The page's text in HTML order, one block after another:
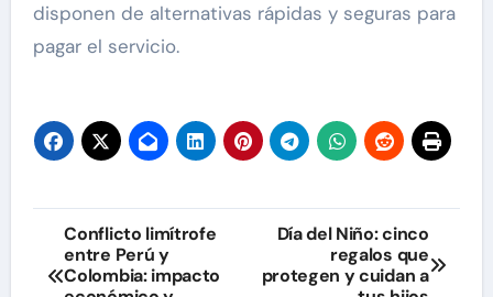
disponen de alternativas rápidas y seguras para
pagar el servicio.
Navegación
de
Conflicto limítrofe
entre Perú y
Colombia: impacto
Día del Niño: cinco
regalos que
protegen y cuidan a